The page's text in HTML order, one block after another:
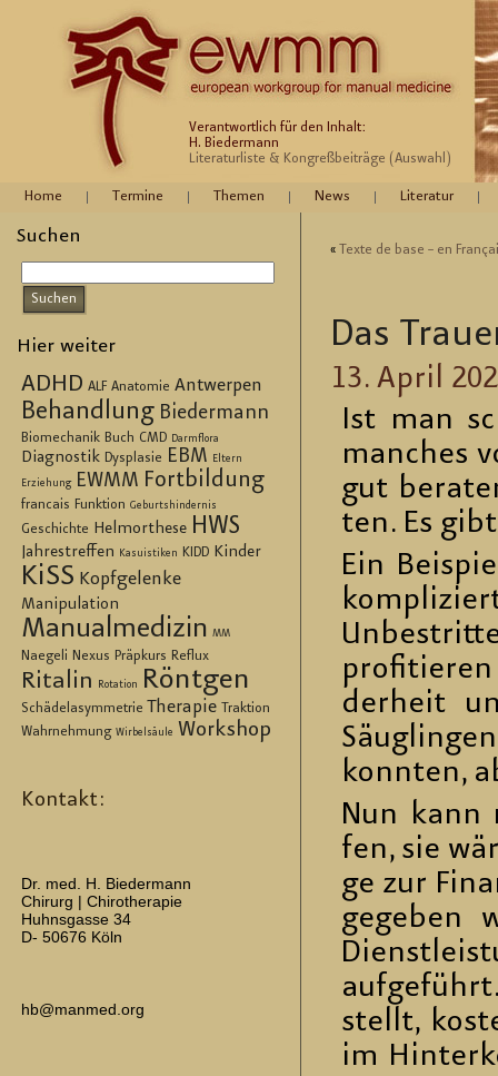
Verantwortlich für den Inhalt:
H. Biedermann
Literaturliste & Kongreßbeiträge (Auswahl)
Home Termine Themen News Literatur
Suchen
Hier weiter
ADHD ALF Anatomie Antwerpen
Behandlung Biedermann
Biomechanik Buch CMD Darmflora
Diagnostik Dysplasie EBM Eltern
Erziehung EWMM Fortbildung
francais Funktion Geburtshindernis
Geschichte Helmorthese HWS
Jahrestreffen Kasuistiken KIDD Kinder
KiSS Kopfgelenke
Manipulation
Manualmedizin MM
Naegeli Nexus Präpkurs Reflux
Ritalin Rotation Röntgen
Schädelasymmetrie Therapie Traktion
Wahrnehmung Wirbelsäule Workshop
Kontakt:
Dr. med. H. Biedermann
Chirurg | Chirotherapie
Huhnsgasse 34
D- 50676 Köln
hb@manmed.org
« Texte de base – en
Das
13. April
Ist man
man­ches
gut
ten. Es
Ein
der­heit
konn­ten,
Nun kann
fen, sie
ge zur
ge­ge­ben
stellt,
im